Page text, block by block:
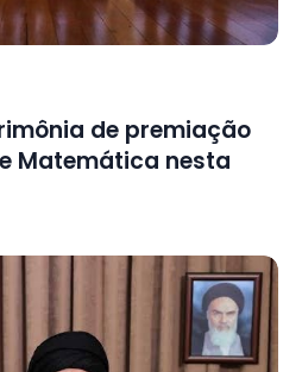
de premiação
Matemática nesta